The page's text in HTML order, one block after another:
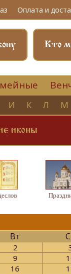
Оплата и
Кто
И К Л М
иконы
Вт
2
9
16